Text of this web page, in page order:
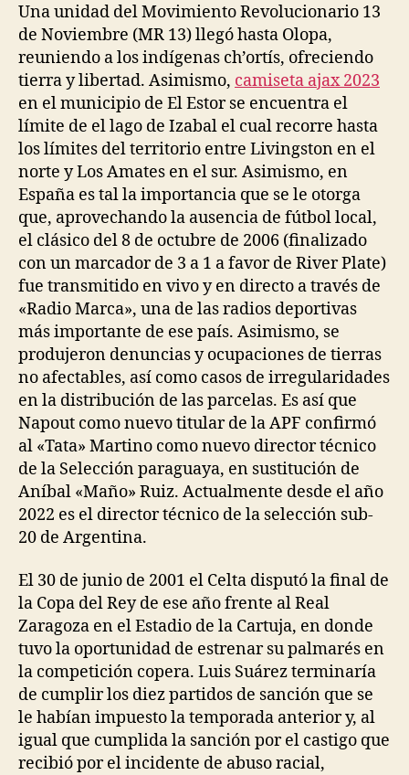
Una unidad del Movimiento Revolucionario 13
de Noviembre (MR 13) llegó hasta Olopa,
reuniendo a los indígenas ch’ortís, ofreciendo
tierra y libertad. Asimismo, camiseta ajax 2023
en el municipio de El Estor se encuentra el
límite de el lago de Izabal el cual recorre hasta
los límites del territorio entre Livingston en el
norte y Los Amates en el sur. Asimismo, en
España es tal la importancia que se le otorga
que, aprovechando la ausencia de fútbol local,
el clásico del 8 de octubre de 2006 (finalizado
con un marcador de 3 a 1 a favor de River Plate)
fue transmitido en vivo y en directo a través de
«Radio Marca», una de las radios deportivas
más importante de ese país. Asimismo, se
produjeron denuncias y ocupaciones de tierras
no afectables, así como casos de irregularidades
en la distribución de las parcelas. Es así que
Napout como nuevo titular de la APF confirmó
al «Tata» Martino como nuevo director técnico
de la Selección paraguaya, en sustitución de
Aníbal «Maño» Ruiz. Actualmente desde el año
2022 es el director técnico de la selección sub-
20 de Argentina.
El 30 de junio de 2001 el Celta disputó la final de
la Copa del Rey de ese año frente al Real
Zaragoza en el Estadio de la Cartuja, en donde
tuvo la oportunidad de estrenar su palmarés en
la competición copera. Luis Suárez terminaría
de cumplir los diez partidos de sanción que se
le habían impuesto la temporada anterior y, al
igual que cumplida la sanción por el castigo que
recibió por el incidente de abuso racial,